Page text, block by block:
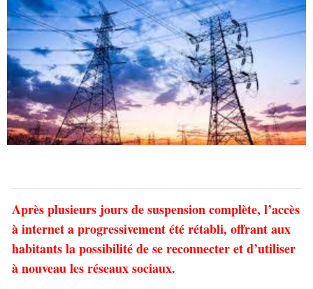
Après plusieurs jours de suspension complète, l’accès
à internet a progressivement été rétabli, offrant aux
habitants la possibilité de se reconnecter et d’utiliser
à nouveau les réseaux sociaux.